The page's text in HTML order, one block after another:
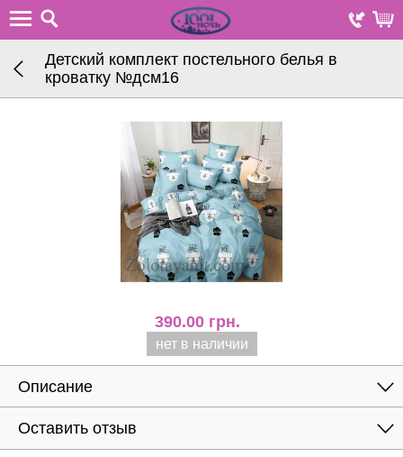
Детский комплект постельного белья в
кроватку №дсм16
390.00 грн.
нет в наличии
Описание
Оставить отзыв